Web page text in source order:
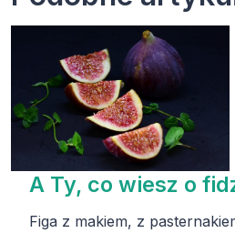
A Ty, co wiesz o
Figa z makiem, z